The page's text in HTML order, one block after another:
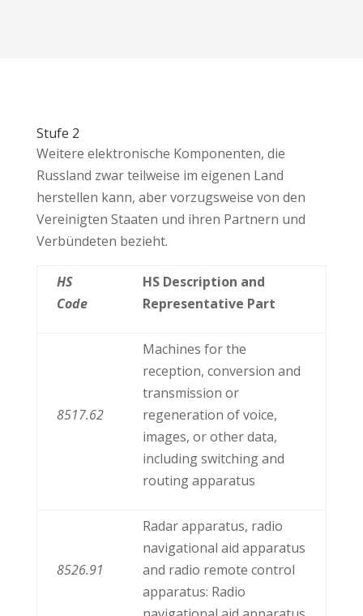
Stufe 2
Weitere elektronische Komponenten, die
Russland zwar teilweise im eigenen Land
herstellen kann, aber vorzugsweise von den
Vereinigten Staaten und ihren Partnern und
Verbündeten bezieht.
HS
Code
HS Description and
Representative Part
8517.62
Machines for the
reception, conversion and
transmission or
regeneration of voice,
images, or other data,
including switching and
routing apparatus
8526.91
Radar apparatus, radio
navigational aid apparatus
and radio remote control
apparatus: Radio